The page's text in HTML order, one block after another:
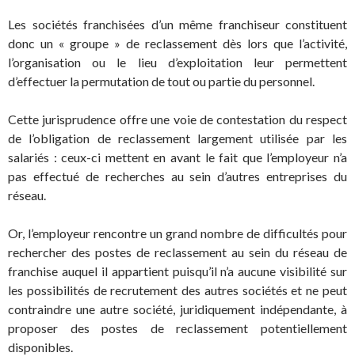
Les sociétés franchisées d’un même franchiseur constituent
donc un « groupe » de reclassement dès lors que l’activité,
l’organisation ou le lieu d’exploitation leur permettent
d’effectuer la permutation de tout ou partie du personnel.
Cette jurisprudence offre une voie de contestation du respect
de l’obligation de reclassement largement utilisée par les
salariés : ceux-ci mettent en avant le fait que l’employeur n’a
pas effectué de recherches au sein d’autres entreprises du
réseau.
Or, l’employeur rencontre un grand nombre de difficultés pour
rechercher des postes de reclassement au sein du réseau de
franchise auquel il appartient puisqu’il n’a aucune visibilité sur
les possibilités de recrutement des autres sociétés et ne peut
contraindre une autre société, juridiquement indépendante, à
proposer des postes de reclassement potentiellement
disponibles.